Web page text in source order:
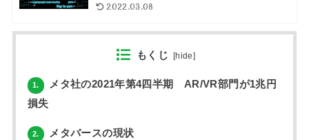
2022.03.08
もくじ [hide]
1.
メタ社の2021年第4四半期 AR/VR部門が1兆円
損失
2. メタバースの現状